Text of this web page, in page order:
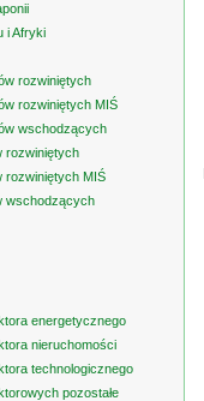
i Afryki
rozwiniętych
rozwiniętych MIŚ
wschodzących
rozwiniętych
rozwiniętych MIŚ
wschodzących
energetycznego
nieruchomości
technologicznego
pozostałe